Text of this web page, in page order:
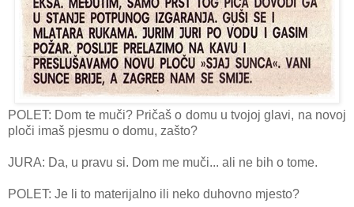
POLET: Dom te muči? Pričaš o domu u tvojoj glavi, na novoj
ploči imaš pjesmu o domu, zašto?
JURA: Da, u pravu si. Dom me muči... ali ne bih o tome.
POLET: Je li to materijalno ili neko duhovno mjesto?